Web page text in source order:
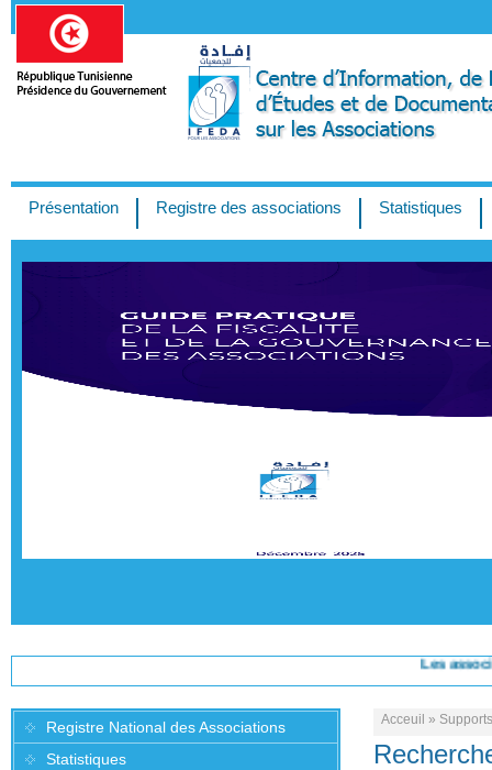
Présentation Registre des associations Statistiques
Les
Registre National des Associations
Statistiques
Acceuil »